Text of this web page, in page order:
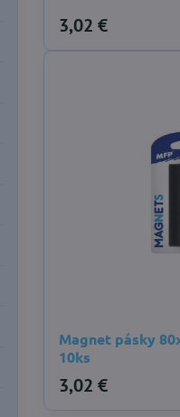
3,02 €
Magnet pásky
10ks
3,02 €